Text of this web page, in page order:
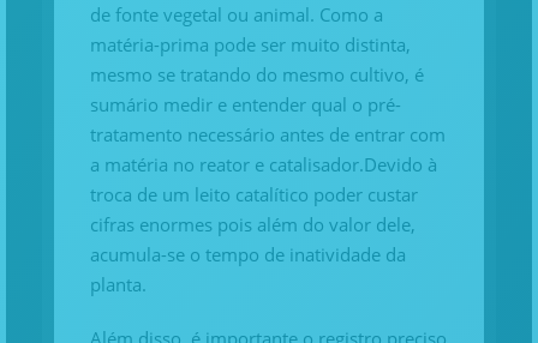
de fonte vegetal ou animal. Como a
matéria-prima pode ser muito distinta,
mesmo se tratando do mesmo cultivo, é
sumário medir e entender qual o pré-
tratamento necessário antes de entrar com
a matéria no reator e catalisador.Devido à
troca de um leito catalítico poder custar
cifras enormes pois além do valor dele,
acumula-se o tempo de inatividade da
planta.